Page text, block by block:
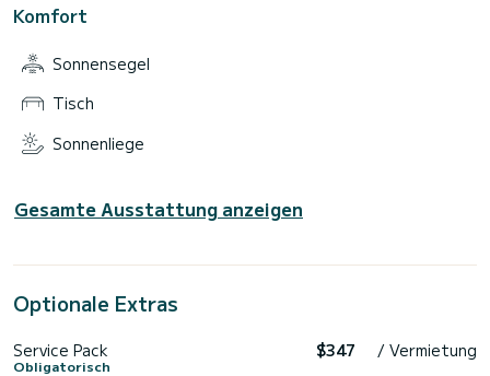
Komfort
Sonnensegel
Tisch
Sonnenliege
Gesamte Ausstattung anzeigen
Optionale Extras
Service Pack
Obligatorisch
$347 / Vermietung